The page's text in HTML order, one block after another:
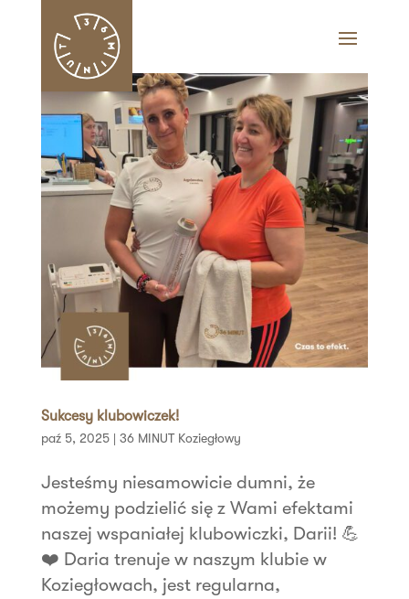
Sukcesy klubowiczek!
paź 5, 2025| 36 MINUT Koziegłowy
Jesteśmy niesamowicie dumni, że
możemy podzielić się z Wami efektami
naszej wspaniałej klubowiczki, Darii! 💪
❤️ Daria trenuje w naszym klubie w
Koziegłowach, jest regularna,